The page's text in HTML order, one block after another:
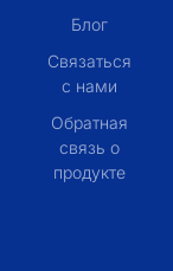
Блог
Связаться
с нами
Обратная
связь о
продукте